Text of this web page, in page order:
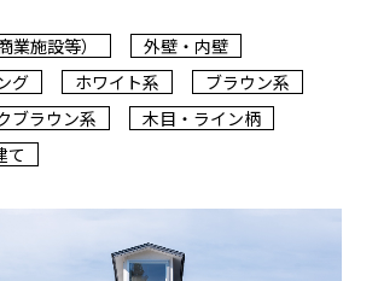
業施設等）
外壁・内壁
グ
ホワイト系
ブラウン系
ブラウン系
木目・ライン柄
て